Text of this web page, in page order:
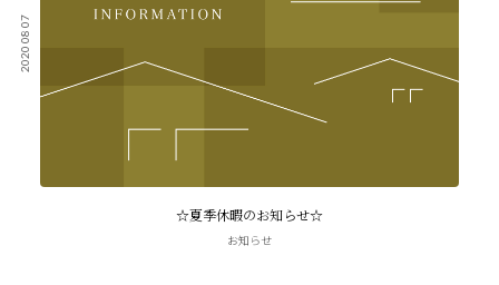
2020 08 07
☆夏季休暇のお知らせ☆
お知らせ